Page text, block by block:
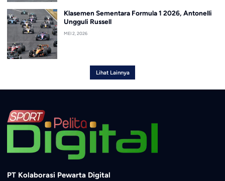
Klasemen Sementara Formula 1 2026, Antonelli
Ungguli Russell
MEI 2, 2026
Lihat Lainnya
PT Kolaborasi Pewarta Digital